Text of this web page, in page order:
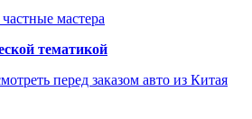
мастера
тематикой
перед заказом авто из Китая